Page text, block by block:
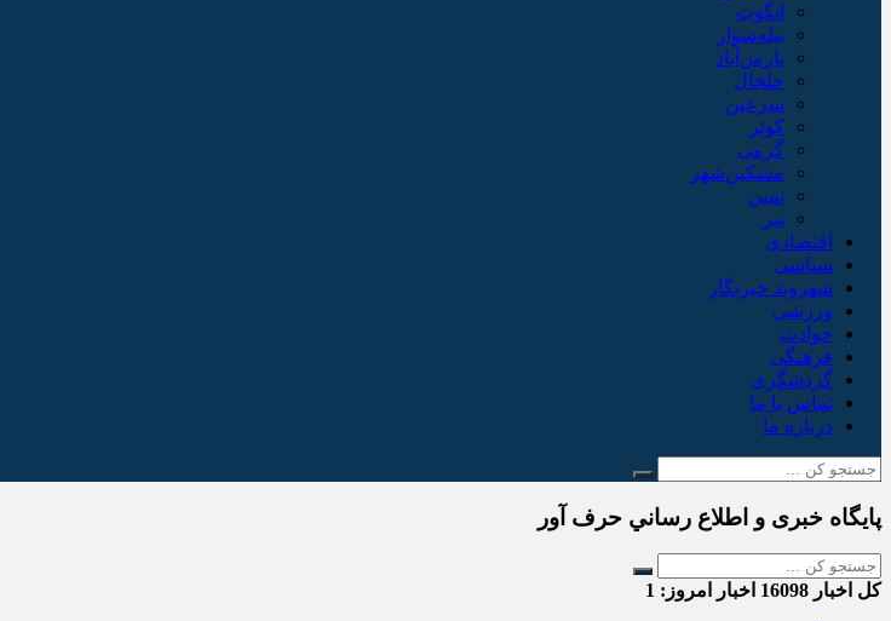
انگوت
بیله‌سوار
پارس‌آباد
خلخال
سرعین
کوثر
گرمی
مشکین‌شهر
نمین
نیر
اقتصادی
سیاسی
شهروند خبرنگار
ورزشی
حوادث
فرهنگی
گردشگری
تماس با ما
درباره ما
پایگاه خبری و اطلاع رساني حرف آور
کل اخبار اخبار امروز: 1